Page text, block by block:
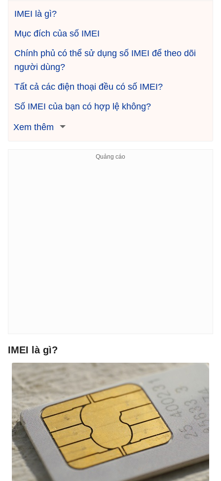
IMEI là gì?
Mục đích của số IMEI
Chính phủ có thể sử dụng số IMEI để theo dõi
người dùng?
Tất cả các điện thoại đều có số IMEI?
Số IMEI của bạn có hợp lệ không?
Xem thêm
IMEI là gì?